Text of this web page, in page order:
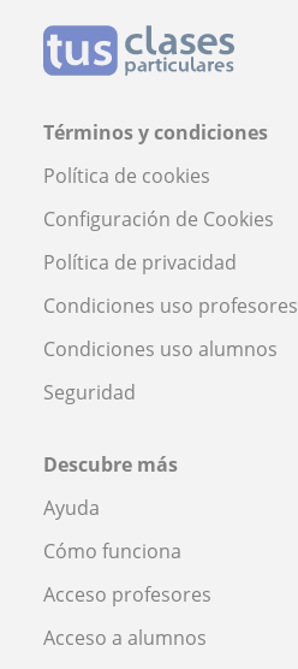
Términos y condiciones
Política de cookies
Configuración de Cookies
Política de privacidad
Condiciones uso profesores
Condiciones uso alumnos
Seguridad
Descubre más
Ayuda
Cómo funciona
Acceso profesores
Acceso a alumnos